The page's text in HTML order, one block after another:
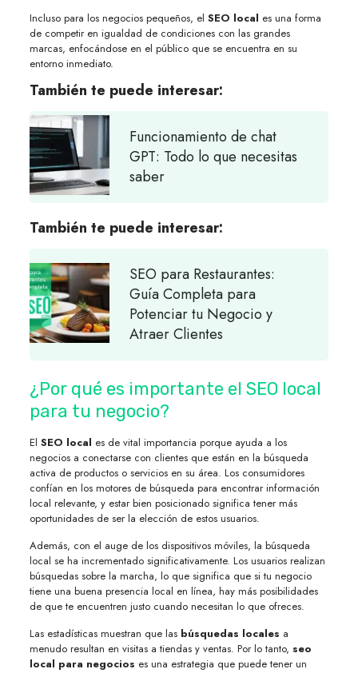
Incluso para los negocios pequeños, el SEO local es una forma
de competir en igualdad de condiciones con las grandes
marcas, enfocándose en el público que se encuentra en su
entorno inmediato.
También te puede interesar:
Funcionamiento de chat
GPT: Todo lo que necesitas
saber
También te puede interesar:
SEO para Restaurantes:
Guía Completa para
Potenciar tu Negocio y
Atraer Clientes
¿Por qué es importante el SEO local
para tu negocio?
El SEO local es de vital importancia porque ayuda a los
negocios a conectarse con clientes que están en la búsqueda
activa de productos o servicios en su área. Los consumidores
confían en los motores de búsqueda para encontrar información
local relevante, y estar bien posicionado significa tener más
oportunidades de ser la elección de estos usuarios.
Además, con el auge de los dispositivos móviles, la búsqueda
local se ha incrementado significativamente. Los usuarios realizan
búsquedas sobre la marcha, lo que significa que si tu negocio
tiene una buena presencia local en línea, hay más posibilidades
de que te encuentren justo cuando necesitan lo que ofreces.
Las estadísticas muestran que las búsquedas locales a
menudo resultan en visitas a tiendas y ventas. Por lo tanto, seo
local para negocios es una estrategia que puede tener un